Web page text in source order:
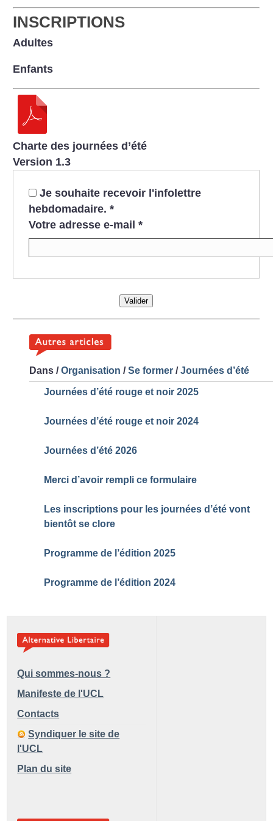
INSCRIPTIONS
Adultes
Enfants
Charte des journées d’été
Version 1.3
Je souhaite recevoir l'infolettre
hebdomadaire. *
Votre adresse e-mail *
Valider
Dans /Organisation /Se former /Journées d’été
Journées d’été rouge et noir 2025
Journées d’été rouge et noir 2024
Journées d’été 2026
Merci d’avoir rempli ce formulaire
Les inscriptions pour les journées d’été vont
bientôt se clore
Programme de l’édition 2025
Programme de l’édition 2024
Qui sommes-nous ?
Manifeste de l'UCL
Contacts
Syndiquer le site de
l'UCL
Plan du site